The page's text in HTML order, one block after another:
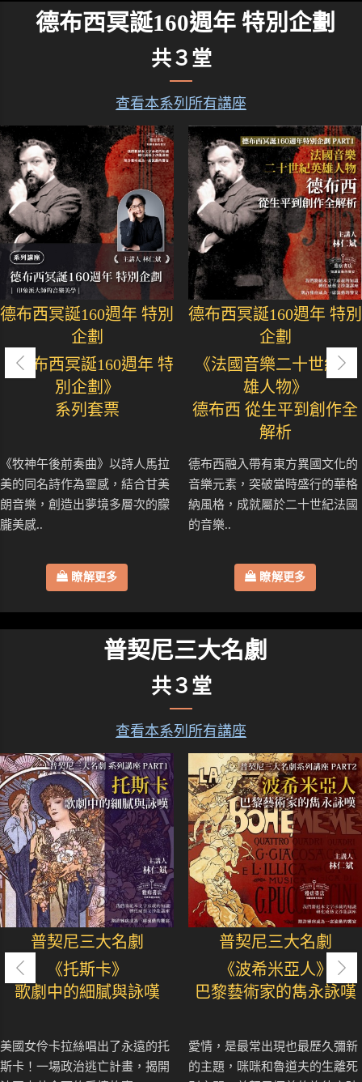
德布西冥誕160週年 特別企劃
共３堂
查看本系列所有講座
德布西冥誕160週年 特別
企劃
《德布西冥誕160週年 特
別企劃》
系列套票
《牧神午後前奏曲》以詩人馬拉
美的同名詩作為靈感，結合甘美
朗音樂，創造出夢境多層次的朦
朧美感..
瞭解更多
德布西冥誕160週年 特別
企劃
《法國音樂二十世紀英
雄人物》
德布西 從生平到創作全
解析
德布西融入帶有東方異國文化的
音樂元素，突破當時盛行的華格
納風格，成就屬於二十世紀法國
的音樂..
瞭解更多
普契尼三大名劇
共３堂
查看本系列所有講座
普契尼三大名劇
《托斯卡》
歌劇中的細膩與詠嘆
美國女伶卡拉絲唱出了永遠的托
斯卡！一場政治逃亡計畫，揭開
普契尼三大名劇
《波希米亞人》
巴黎藝術家的雋永詠嘆
愛情，是最常出現也最歷久彌新
的主題，咪咪和魯道夫的生離死